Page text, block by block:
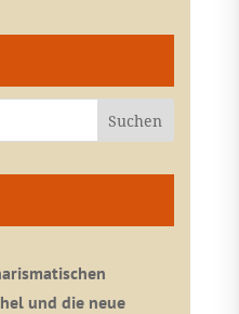
und die neue